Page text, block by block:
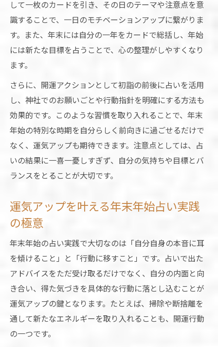
して一枚のカードを引き、その日のテーマや注意点を意
識することで、一日のモチベーションアップに繋がりま
す。また、年末には自分の一年をカードで総括し、年始
には新たな目標を占うことで、心の整理がしやすくなり
ます。
さらに、開運アクションとして初詣の前後に占いを活用
し、神社でのお願いごとや行動指針を明確にする方法も
効果的です。このような習慣を取り入れることで、年末
年始の特別な時期を自分らしく前向きに過ごせるだけで
なく、運気アップも期待できます。注意点としては、占
いの結果に一喜一憂しすぎず、自分の気持ちや目標とバ
ランスをとることが大切です。
運気アップを叶える年末年始占い実践
の極意
年末年始の占い実践で大切なのは「自分自身の本音に耳
を傾けること」と「行動に移すこと」です。占いで出た
アドバイスをただ受け取るだけでなく、自分の内面と向
き合い、得た気づきを具体的な行動に落とし込むことが
運気アップの鍵となります。たとえば、掃除や断捨離を
通して新たなエネルギーを取り入れることも、開運行動
の一つです。